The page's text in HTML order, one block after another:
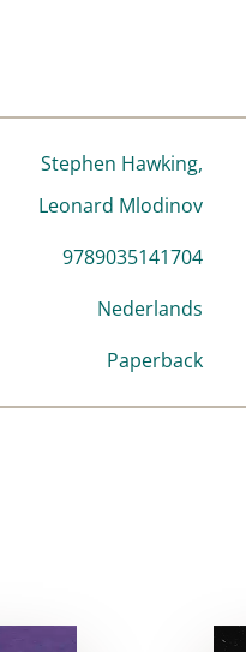
Stephen Hawking,
Leonard Mlodinov
9789035141704
Nederlands
Paperback